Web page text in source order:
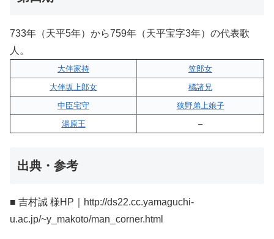
733年（天平5年）から759年（天平宝字3年）の代表歌
人。
大伴家持
笠郎女
大伴坂上郎女
橘諸兄
中臣宅守
狭野弟上娘子
湯原王
–
出典・参考
■ 吉村誠 様HP｜http://ds22.cc.yamaguchi-
u.ac.jp/~y_makoto/man_corner.html